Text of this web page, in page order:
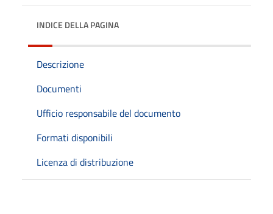
INDICE DELLA PAGINA
Descrizione
Documenti
Ufficio responsabile del documento
Formati disponibili
Licenza di distribuzione